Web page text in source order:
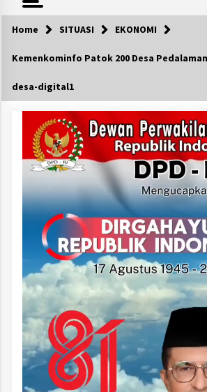
Home SITUASI EKONOMI
Kemenkominfo Patok 200 Desa
desa-digital1